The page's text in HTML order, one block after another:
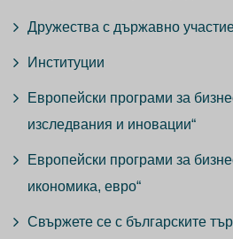
Дружества с държавно
Институции
Европейски програми за
изследвания и иновации“
Европейски програми за
икономика, евро“
Свържете се с българските